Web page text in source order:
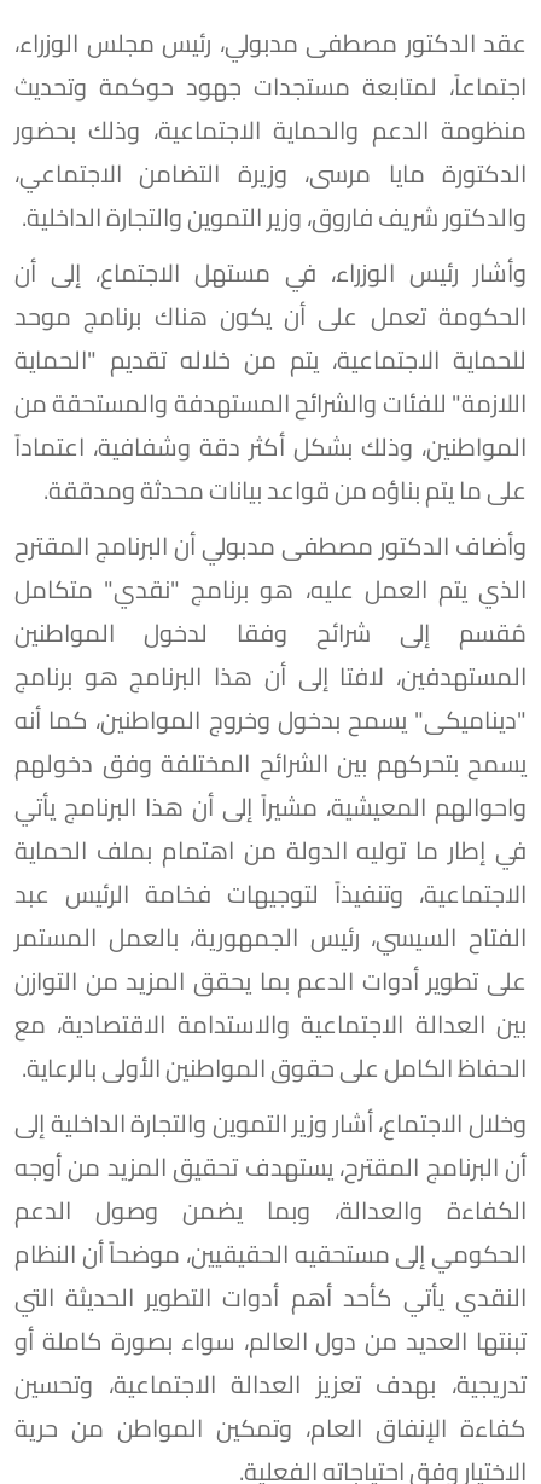
عقد الدكتور مصطفى مدبولي، رئيس مجلس الوزراء،
اجتماعاً، لمتابعة مستجدات جهود حوكمة وتحديث
منظومة الدعم والحماية الاجتماعية، وذلك بحضور
الدكتورة مايا مرسى، وزيرة التضامن الاجتماعي،
والدكتور شريف فاروق، وزير التموين والتجارة الداخلية.
وأشار رئيس الوزراء، في مستهل الاجتماع، إلى أن
الحكومة تعمل على أن يكون هناك برنامج موحد
للحماية الاجتماعية، يتم من خلاله تقديم "الحماية
اللازمة" للفئات والشرائح المستهدفة والمستحقة من
المواطنين، وذلك بشكل أكثر دقة وشفافية، اعتماداً
على ما يتم بناؤه من قواعد بيانات محدثة ومدققة.
وأضاف الدكتور مصطفى مدبولي أن البرنامج المقترح
الذي يتم العمل عليه، هو برنامج "نقدي" متكامل
مُقسم إلى شرائح وفقا لدخول المواطنين
المستهدفين، لافتا إلى أن هذا البرنامج هو برنامج
"ديناميكى" يسمح بدخول وخروج المواطنين، كما أنه
يسمح بتحركهم بين الشرائح المختلفة وفق دخولهم
واحوالهم المعيشية، مشيراً إلى أن هذا البرنامج يأتي
في إطار ما توليه الدولة من اهتمام بملف الحماية
الاجتماعية، وتنفيذاً لتوجيهات فخامة الرئيس عبد
الفتاح السيسي، رئيس الجمهورية، بالعمل المستمر
على تطوير أدوات الدعم بما يحقق المزيد من التوازن
بين العدالة الاجتماعية والاستدامة الاقتصادية، مع
الحفاظ الكامل على حقوق المواطنين الأولى بالرعاية.
وخلال الاجتماع، أشار وزير التموين والتجارة الداخلية إلى
أن البرنامج المقترح، يستهدف تحقيق المزيد من أوجه
الكفاءة والعدالة، وبما يضمن وصول الدعم
الحكومي إلى مستحقيه الحقيقيين، موضحاً أن النظام
النقدي يأتي كأحد أهم أدوات التطوير الحديثة التي
تبنتها العديد من دول العالم، سواء بصورة كاملة أو
تدريجية، بهدف تعزيز العدالة الاجتماعية، وتحسين
كفاءة الإنفاق العام، وتمكين المواطن من حرية
الاختيار وفق احتياجاته الفعلية.